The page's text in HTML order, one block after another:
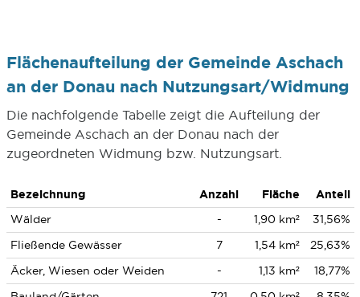
Flächenaufteilung der Gemeinde Aschach
an der Donau nach Nutzungsart/Widmung
Die nachfolgende Tabelle zeigt die Aufteilung der
Gemeinde Aschach an der Donau nach der
zugeordneten Widmung bzw. Nutzungsart.
Bezeichnung Anzahl Fläche
Anteil
Wälder
- 1,90 km²
31,56%
Fließende Gewässer
7 1,54 km²
25,63%
Äcker, Wiesen oder Weiden
- 1,13 km²
18,77%